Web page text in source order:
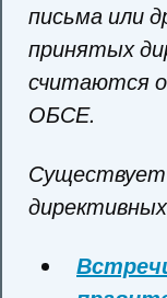
письма или
принятых
считаются
ОБСЕ.